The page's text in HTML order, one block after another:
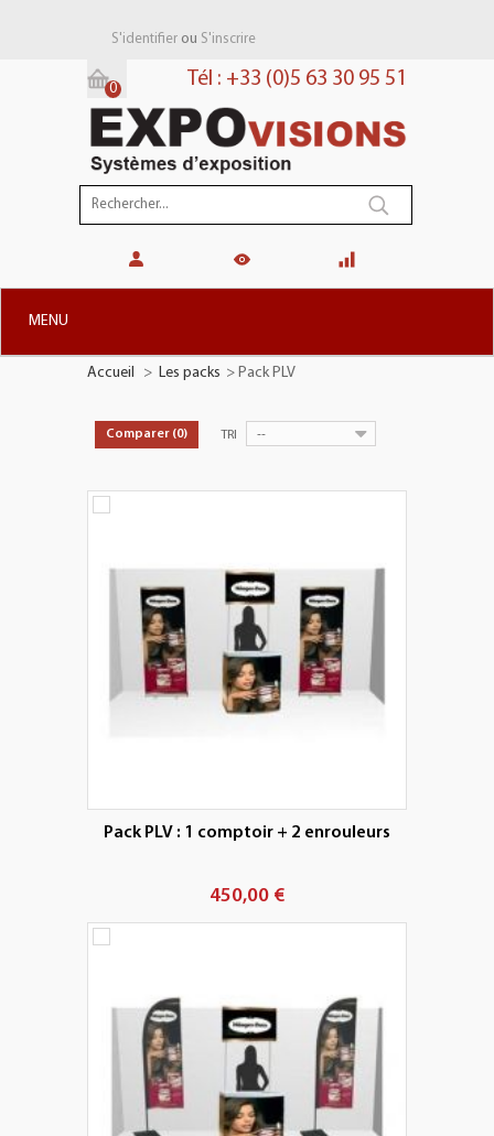
S'identifierou S'inscrire
Tél : +33 (0)5 63 30 95 51
Panier:
0
MENU
STANDS MODULAIRES
STANDS PORTABLES
IMPRESSION GRAND FORMAT
Accueil > Les packs > Pack PLV
Comparer (0) TRI --
Pack PLV : 1 comptoir + 2 enrouleurs
450,00 €